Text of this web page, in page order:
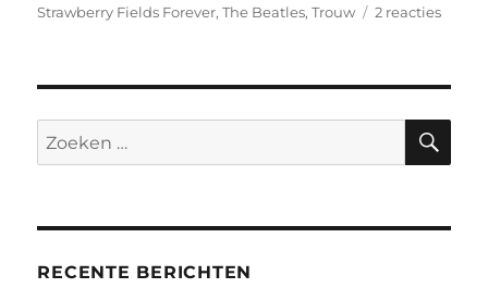
op
Strawberry Fields Forever,The Beatles,Trouw 2 reactiesop
Zoeken
naar:
RECENTE BERICHTEN